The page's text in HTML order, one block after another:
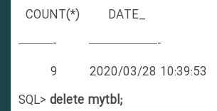
COUNT(*) DATE_
———- ——————-
9 2020/03/28 10:39:53
SQL>delete mytbl;